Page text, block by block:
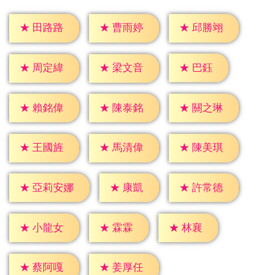
★ 田路路 ★ 曹雨婷 ★ 邱勝翊
★ 周定緯 ★ 梁文音 ★ 巴鈺
★ 賴銘偉 ★ 陳泰銘 ★ 關之琳
★ 王國旌 ★ 馬清偉 ★ 陳美琪
★ 亞莉安娜 ★ 康凱 ★ 許常德
★ 小龍女 ★ 霖霖 ★ 林襄
★ 蔡阿嘎 ★ 姜厚任